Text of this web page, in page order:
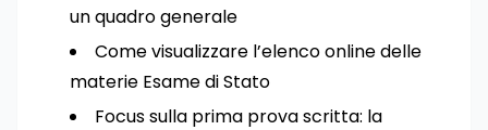
un quadro generale
Come visualizzare l’elenco online delle
materie Esame di Stato
Focus sulla prima prova scritta: la